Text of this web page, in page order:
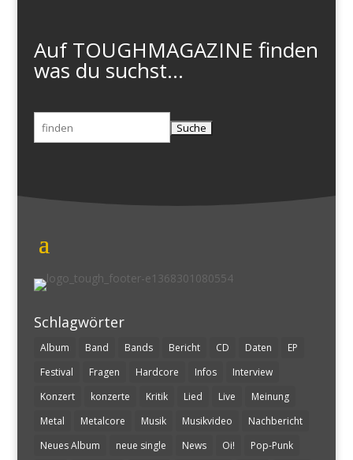
Auf TOUGHMAGAZINE finden
was du suchst...
Suchen
nach:
Schlagwörter
Album Band Bands Bericht CD Daten
EP
Festival
Fragen Hardcore Infos
Interview
Konzert
konzerte Kritik Lied Live
Meinung
Metal
Metalcore Musik Musikvideo
Nachbericht
Neues Album
neue single News Oi! Pop-Punk